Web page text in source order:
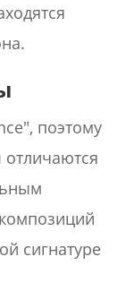
поэтому
отличаются
сигнатуре